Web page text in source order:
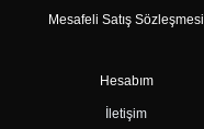
Mesafeli Satış Sözleşmesi
Hesabım
İletişim